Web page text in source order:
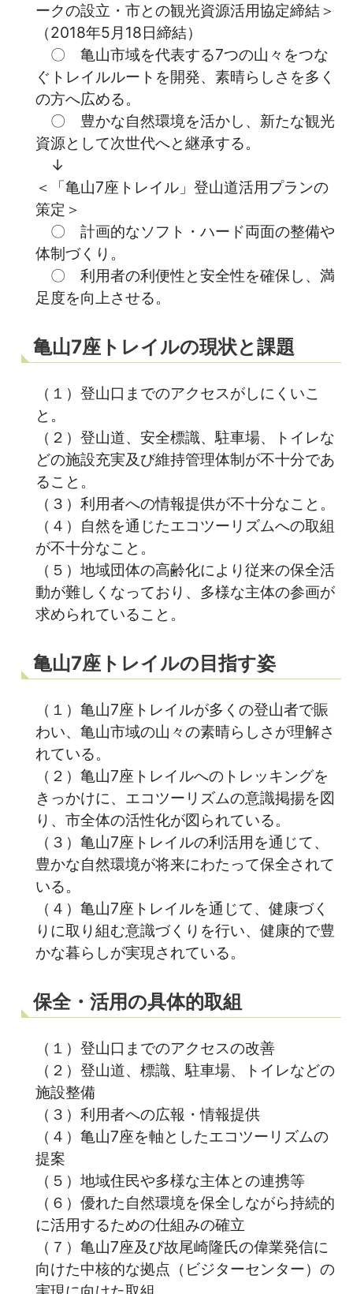
ークの設立・市との観光資源活用協定締結＞
（2018年5月18日締結）
〇 亀山市域を代表する7つの山々をつな
ぐトレイルルートを開発、素晴らしさを多く
の方へ広める。
〇 豊かな自然環境を活かし、新たな観光
資源として次世代へと継承する。
↓
＜「亀山7座トレイル」登山道活用プランの
策定＞
〇 計画的なソフト・ハード両面の整備や
体制づくり。
〇 利用者の利便性と安全性を確保し、満
足度を向上させる。
亀山7座トレイルの現状と課題
（１）登山口までのアクセスがしにくいこ
と。
（２）登山道、安全標識、駐車場、トイレな
どの施設充実及び維持管理体制が不十分であ
ること。
（３）利用者への情報提供が不十分なこと。
（４）自然を通じたエコツーリズムへの取組
が不十分なこと。
（５）地域団体の高齢化により従来の保全活
動が難しくなっており、多様な主体の参画が
求められていること。
亀山7座トレイルの目指す姿
（１）亀山7座トレイルが多くの登山者で賑
わい、亀山市域の山々の素晴らしさが理解さ
れている。
（２）亀山7座トレイルへのトレッキングを
きっかけに、エコツーリズムの意識掲揚を図
り、市全体の活性化が図られている。
（３）亀山7座トレイルの利活用を通じて、
豊かな自然環境が将来にわたって保全されて
いる。
（４）亀山7座トレイルを通じて、健康づく
りに取り組む意識づくりを行い、健康的で豊
かな暮らしが実現されている。
保全・活用の具体的取組
（１）登山口までのアクセスの改善
（２）登山道、標識、駐車場、トイレなどの
施設整備
（３）利用者への広報・情報提供
（４）亀山7座を軸としたエコツーリズムの
提案
（５）地域住民や多様な主体との連携等
（６）優れた自然環境を保全しながら持続的
に活用するための仕組みの確立
（７）亀山7座及び故尾崎隆氏の偉業発信に
向けた中核的な拠点（ビジターセンター）の